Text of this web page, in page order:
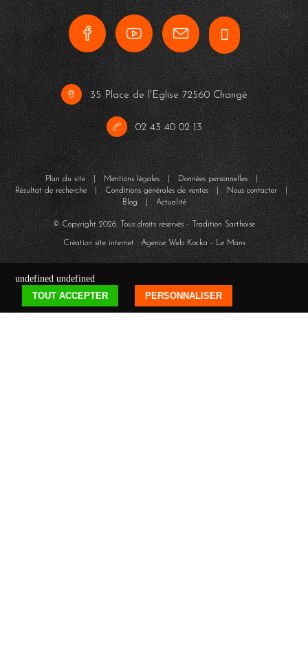
35 Place de l'Eglise 72560 Changé
02 43 40 02 13
Plan du site| Mentions légales| Données personnelles|
Résultat de recherche| Conditions générales de ventes | Nous contacter|
Blog| Actualité
© Copyright2026. Tous droits réservés - Tradition Sarthoise
Création site internet : Agence WebKocka- Le Mans
undefined undefined
TOUT ACCEPTER
PERSONNALISER